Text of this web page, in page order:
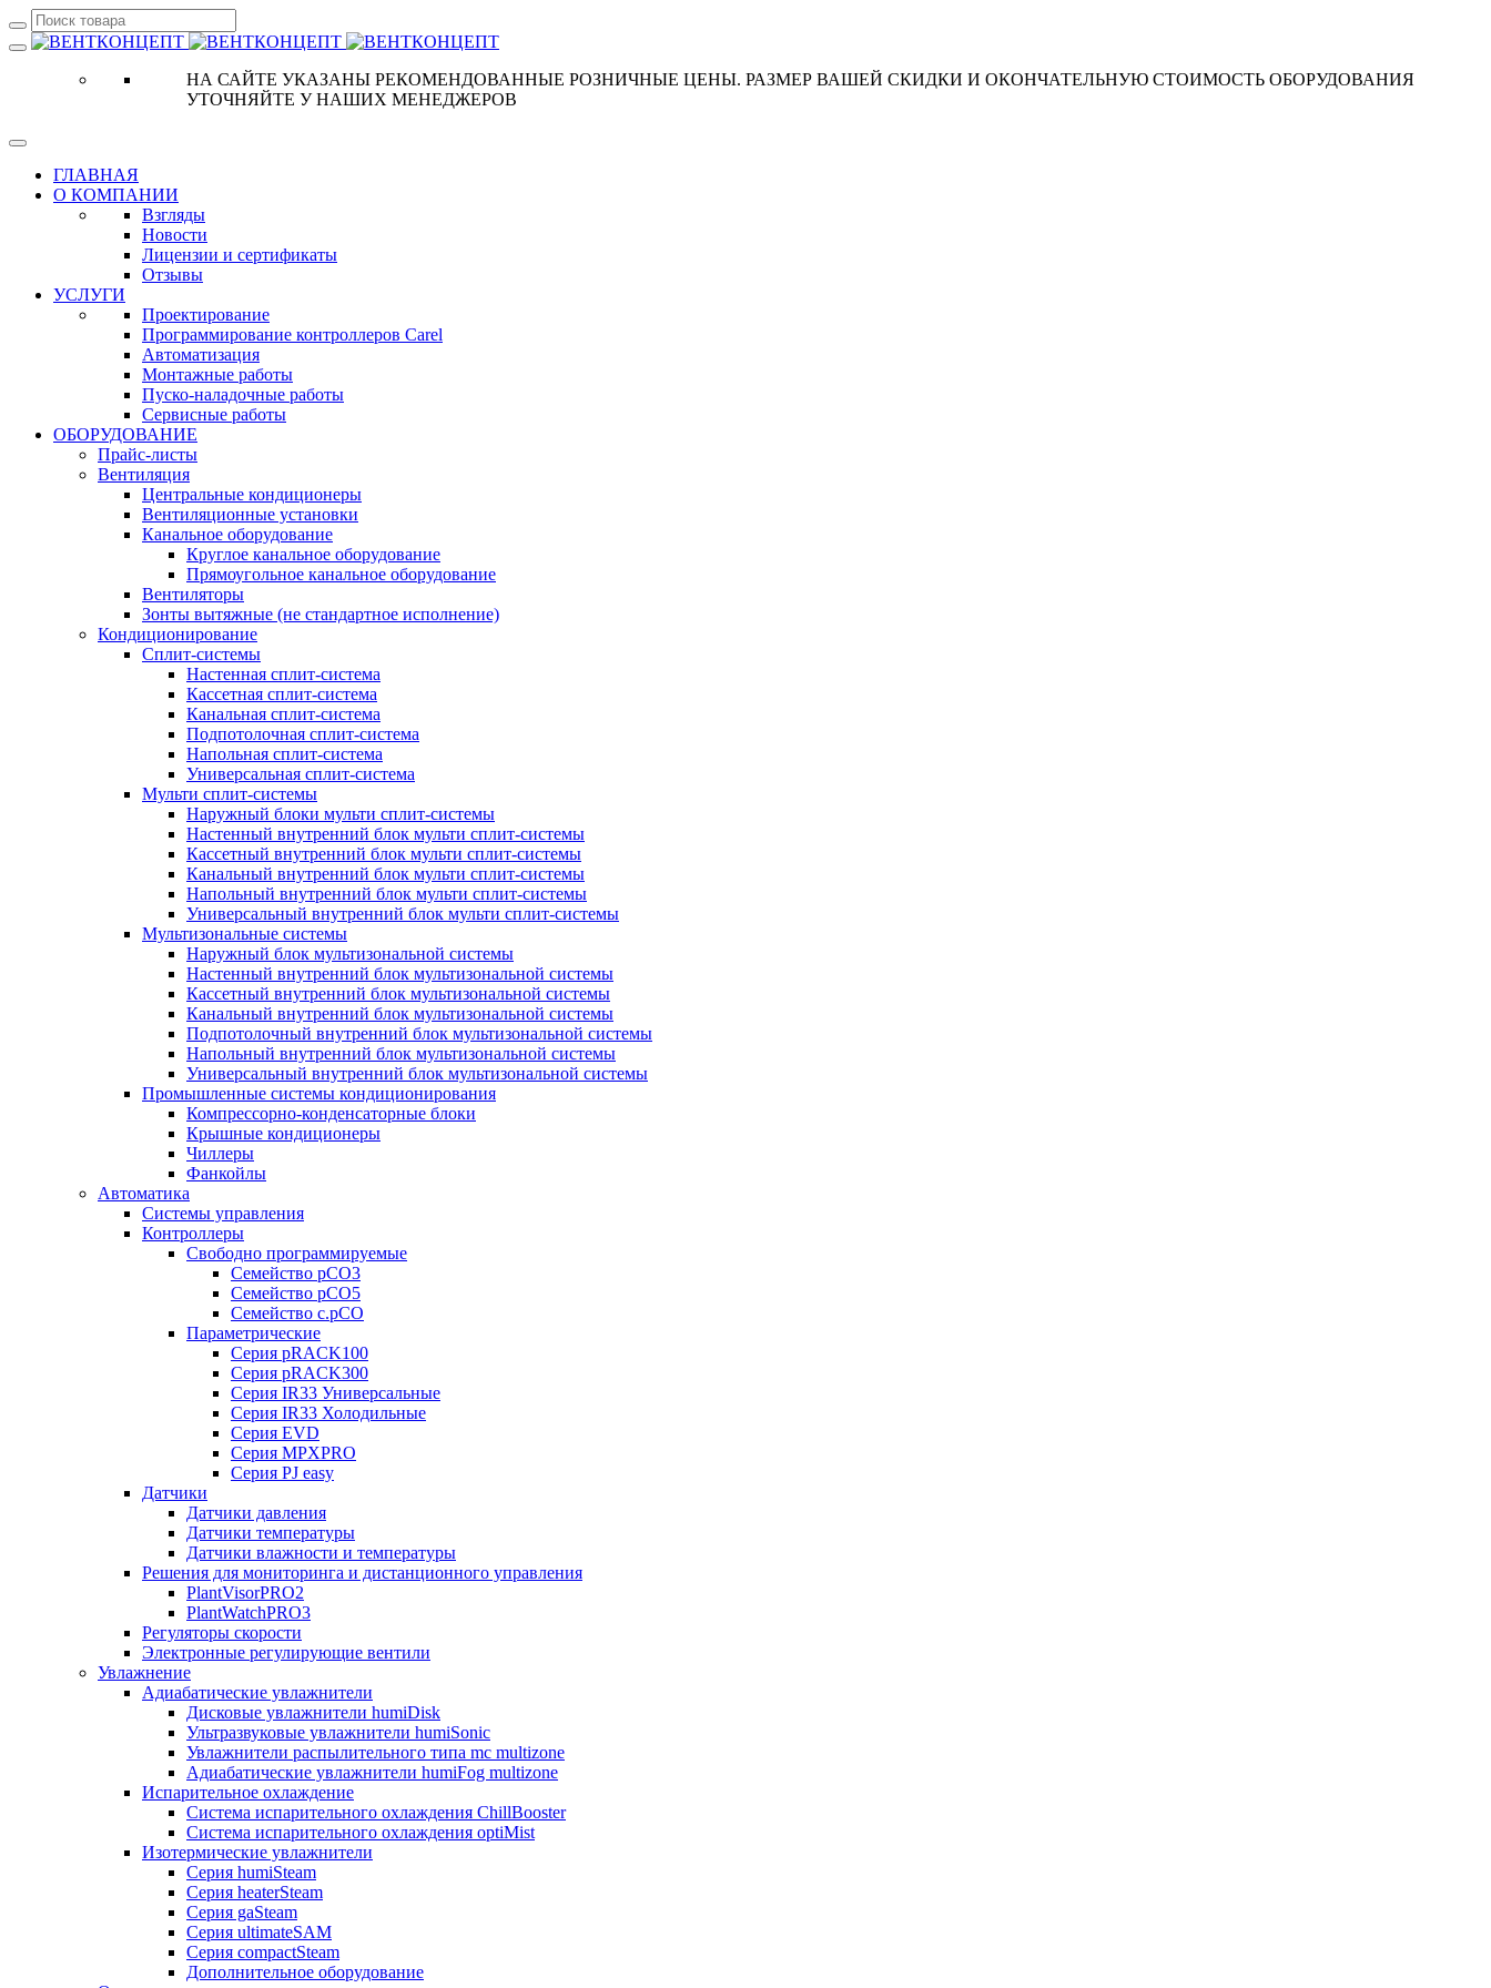
НА САЙТЕ УКАЗАНЫ РЕКОМЕНДОВАННЫЕ РОЗНИЧНЫЕ ЦЕНЫ. РАЗМЕР ВАШЕЙ СКИДКИ И ОКОНЧАТЕЛЬНУЮ СТОИМОСТЬ ОБОРУДОВАНИЯ
УТОЧНЯЙТЕ У НАШИХ МЕНЕДЖЕРОВ
ГЛАВНАЯ
О КОМПАНИИ
Взгляды
Новости
Лицензии и сертификаты
Отзывы
УСЛУГИ
Проектирование
Программирование контроллеров Carel
Автоматизация
Монтажные работы
Пуско-наладочные работы
Сервисные работы
ОБОРУДОВАНИЕ
Прайс-листы
Вентиляция
Центральные кондиционеры
Вентиляционные установки
Канальное оборудование
Круглое канальное оборудование
Прямоугольное канальное оборудование
Вентиляторы
Зонты вытяжные (не стандартное исполнение)
Кондиционирование
Сплит-системы
Настенная сплит-система
Кассетная сплит-система
Канальная сплит-система
Подпотолочная сплит-система
Напольная сплит-система
Универсальная сплит-система
Мульти сплит-системы
Наружный блоки мульти сплит-системы
Настенный внутренний блок мульти сплит-системы
Кассетный внутренний блок мульти сплит-системы
Канальный внутренний блок мульти сплит-системы
Напольный внутренний блок мульти сплит-системы
Универсальный внутренний блок мульти сплит-системы
Мультизональные системы
Наружный блок мультизональной системы
Настенный внутренний блок мультизональной системы
Кассетный внутренний блок мультизональной системы
Канальный внутренний блок мультизональной системы
Подпотолочный внутренний блок мультизональной системы
Напольный внутренний блок мультизональной системы
Универсальный внутренний блок мультизональной системы
Промышленные системы кондиционирования
Компрессорно-конденсаторные блоки
Крышные кондиционеры
Чиллеры
Фанкойлы
Автоматика
Системы управления
Контроллеры
Свободно программируемые
Семейство pCO3
Семейство pCO5
Семейство c.pCO
Параметрические
Серия pRACK100
Серия pRACK300
Серия IR33 Универсальные
Серия IR33 Холодильные
Серия EVD
Серия MPXPRO
Серия PJ easy
Датчики
Датчики давления
Датчики температуры
Датчики влажности и температуры
Решения для мониторинга и дистанционного управления
PlantVisorPRO2
PlantWatchPRO3
Регуляторы скорости
Электронные регулирующие вентили
Увлажнение
Адиабатические увлажнители
Дисковые увлажнители humiDisk
Ультразвуковые увлажнители humiSonic
Увлажнители распылительного типа mc multizone
Адиабатические увлажнители humiFog multizone
Испарительное охлаждение
Система испарительного охлаждения ChillBooster
Система испарительного охлаждения optiMist
Изотермические увлажнители
Серия humiSteam
Серия heaterSteam
Серия gaSteam
Серия ultimateSAM
Серия compactSteam
Дополнительное оборудование